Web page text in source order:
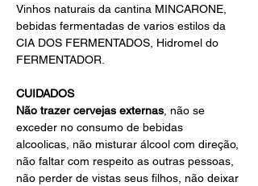
Vinhos naturais da cantina MINCARONE,
bebidas fermentadas de varios estilos da
CIA DOS FERMENTADOS, Hidromel do
FERMENTADOR.
CUIDADOS
Não trazer cervejas externas, não se
exceder no consumo de bebidas
alcoolicas, não misturar álcool com direção,
não faltar com respeito as outras pessoas,
não perder de vistas seus filhos, não deixar